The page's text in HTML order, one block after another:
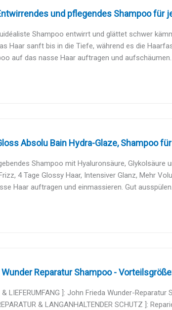
und pflegendes Shampoo für
Shampoo entwirrt und glättet schwer
Haar sanft bis in die Tiefe, während es die
auf das nasse Haar auftragen und
Absolu Bain Hydra-Glaze, Shampoo
Shampoo mit Hyaluronsäure, Glykolsäure
4 Tage Glossy Haar, Intensiver Glanz, Mehr
Haar auftragen und einmassieren. Gut ausspülen.
Reparatur Shampoo -
& LIEFERUMFANG ]: John Frieda Wunder-
& LANGANHALTENDER SCHUTZ ]: